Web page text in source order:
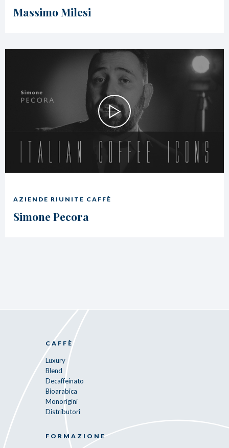
Massimo Milesi
AZIENDE RIUNITE CAFFÈ
Simone Pecora
CAFFÈ
Luxury
Blend
Decaffeinato
Bioarabica
Monorigini
Distributori
FORMAZIONE